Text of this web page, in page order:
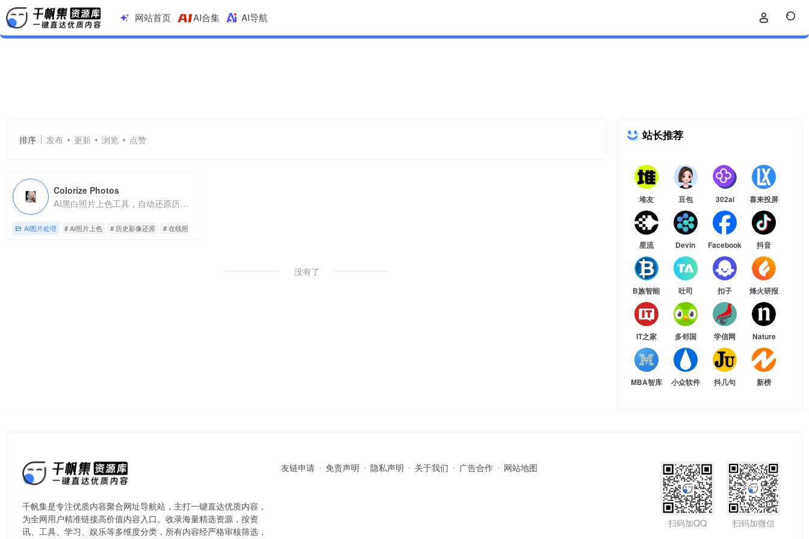
网站首页 AI合集 AI导航
排序 发布 更新 浏览 点赞
Colorize Photos
AI黑白照片上色工具，自动还原历史真实色彩
AI图片处理 # AI照片上色 # 历史影像还原 # 在线照片修复
没有了
站长推荐
堆友 豆包 302ai 喜来投屏
星流 Devin Facebook 抖音
B族智能 吐司 扣子 烽火研报
IT之家 多邻国 学信网 Nature
MBA智库 小众软件 抖几句 新榜
千帆集是专注优质内容聚合网址导航站，主打一键直达优质内容，
为全网用户精准链接高价值内容入口。​收录海量精选资源，按资
讯、工具、学习、娱乐等多维度分类，所有内容经严格审核筛选，
友链申请 免责声明 隐私声明 关于我们 广告合作 网站地图
扫码加QQ 扫码加微信